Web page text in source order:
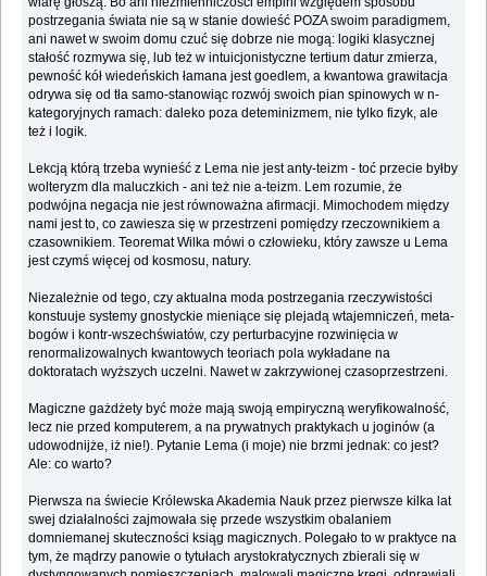
postrzegania świata nie są w stanie dowieść POZA swoim paradigmem,
ani nawet w swoim domu czuć się dobrze nie mogą: logiki klasycznej
stałość rozmywa się, lub też w intuicjonistyczne tertium datur zmierza,
pewność kół wiedeńskich łamana jest goedlem, a kwantowa grawitacja
odrywa się od tła samo-stanowiąc rozwój swoich pian spinowych w n-
kategoryjnych ramach: daleko poza deteminizmem, nie tylko fizyk, ale
też i logik.
Lekcją którą trzeba wynieść z Lema nie jest anty-teizm - toć przecie byłby
wolteryzm dla maluczkich - ani też nie a-teizm. Lem rozumie, że
podwójna negacja nie jest równoważna afirmacji. Mimochodem między
nami jest to, co zawiesza się w przestrzeni pomiędzy rzeczownikiem a
czasownikiem. Teoremat Wilka mówi o człowieku, który zawsze u Lema
jest czymś więcej od kosmosu, natury.
Niezależnie od tego, czy aktualna moda postrzegania rzeczywistości
konstuuje systemy gnostyckie mieniące się plejadą wtajemniczeń, meta-
bogów i kontr-wszechświatów, czy perturbacyjne rozwinięcia w
renormalizowalnych kwantowych teoriach pola wykładane na
doktoratach wyższych uczelni. Nawet w zakrzywionej czasoprzestrzeni.
Magiczne gażdżety być może mają swoją empiryczną weryfikowalność,
lecz nie przed komputerem, a na prywatnych praktykach u joginów (a
udowodnijże, iż nie!). Pytanie Lema (i moje) nie brzmi jednak: co jest?
Ale: co warto?
Pierwsza na świecie Królewska Akademia Nauk przez pierwsze kilka lat
swej działalności zajmowała się przede wszystkim obalaniem
domniemanej skuteczności ksiąg magicznych. Polegało to w praktyce na
tym, że mądrzy panowie o tytułach arystokratycznych zbierali się w